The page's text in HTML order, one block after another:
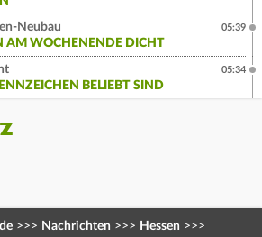
Neubau
AM WOCHENENDE DICHT
05:39
BELIEBT SIND
05:34
>>> Nachrichten >>> Hessen >>>